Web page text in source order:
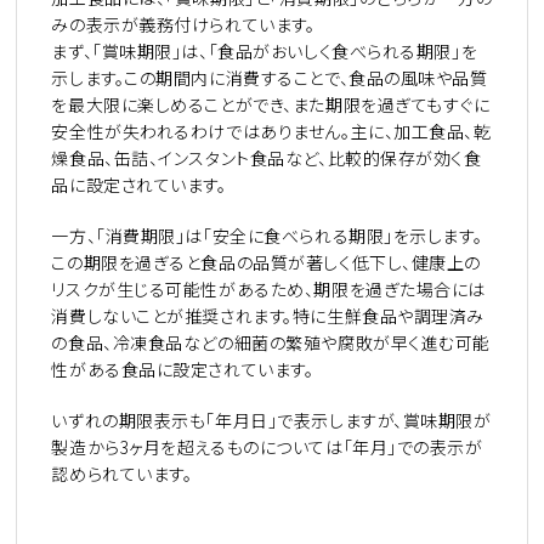
みの表示が義務付けられています。
まず、「賞味期限」は、「食品がおいしく食べられる期限」を
示します。この期間内に消費することで、食品の風味や品質
を最大限に楽しめることができ、また期限を過ぎてもすぐに
安全性が失われるわけではありません。主に、加工食品、乾
燥食品、缶詰、インスタント食品など、比較的保存が効く食
品に設定されています。
一方、「消費期限」は「安全に食べられる期限」を示します。
この期限を過ぎると食品の品質が著しく低下し、健康上の
リスクが生じる可能性があるため、期限を過ぎた場合には
消費しないことが推奨されます。特に生鮮食品や調理済み
の食品、冷凍食品などの細菌の繁殖や腐敗が早く進む可能
性がある食品に設定されています。
いずれの期限表示も「年月日」で表示しますが、賞味期限が
製造から3ヶ月を超えるものについては「年月」での表示が
認められています。